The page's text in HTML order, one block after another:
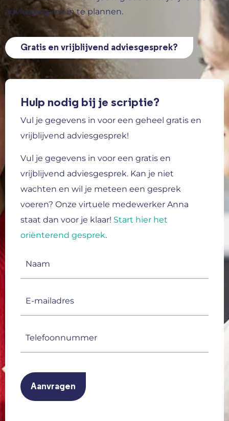
adviesgesprek in te plannen.
Gratis en vrijblijvend adviesgesprek?
Hulp nodig bij je scriptie?
Vul je gegevens in voor een geheel gratis en
vrijblijvend adviesgesprek!
Vul je gegevens in voor een gratis en
vrijblijvend adviesgesprek. Kan je niet
wachten en wil je meteen een gesprek
voeren? Onze virtuele medewerker Anna
staat dan voor je klaar! Start hier het
oriënterend gesprek.